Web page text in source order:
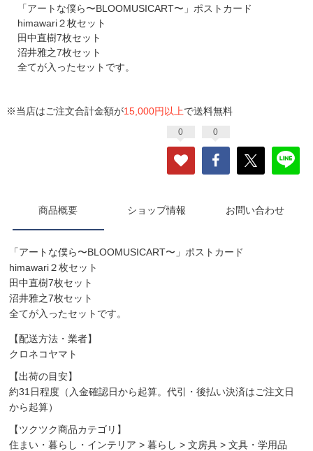
「アートな僕ら〜BLOOMUSICART〜」ポストカード
himawari２枚セット
田中直樹7枚セット
沼井雅之7枚セット
全てが入ったセットです。
※当店はご注文合計金額が15,000円以上で送料無料
0 0
商品概要 ショップ情報 お問い合わせ
「アートな僕ら〜BLOOMUSICART〜」ポストカード
himawari２枚セット
田中直樹7枚セット
沼井雅之7枚セット
全てが入ったセットです。
【配送方法・業者】
クロネコヤマト
【出荷の目安】
約31日程度（入金確認日から起算。代引・後払い決済はご注文日
から起算）
【ツクツク商品カテゴリ】
住まい・暮らし・インテリア >暮らし >文房具 >文具・学用品